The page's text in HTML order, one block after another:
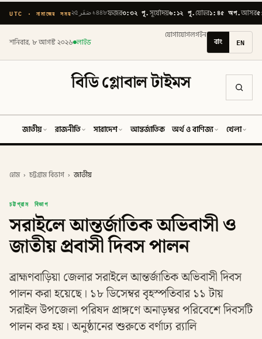
UTC · নামাজের সময় ২৫ صَفَر ১৪৪৮ফজর৩:৩২ পূ.সূর্যোদয়৬:১২ পূ.যোহর১:৪৫ অপ.আসর
শনিবার, ৮ আগস্ট ২০২৬ লাইভ
যোগাযোগলগইন
বাং EN
বিডি গ্লোবাল টাইমস
জাতীয় রাজনীতি সারাদেশ আন্তর্জাতিক অর্থ ও বাণিজ্য খেলা
হোম › চট্টগ্রাম বিভাগ › জাতীয়
চট্টগ্রাম বিভাগ
সরাইলে আন্তর্জাতিক অভিবাসী ও
জাতীয় প্রবাসী দিবস পালন
ব্রাহ্মণবাড়িয়া জেলার সরাইলে আন্তর্জাতিক অভিবাসী দিবস
পালন করা হয়েছে। ১৮ ডিসেম্বর বৃহস্পতিবার ১১ টায়
সরাইল উপজেলা পরিষদ প্রাঙ্গণে অনাড়ম্বর পরিবেশে দিবসটি
পালন কর হয়। অনুষ্ঠানের শুরুতে বর্ণাঢ্য র‍্যালি